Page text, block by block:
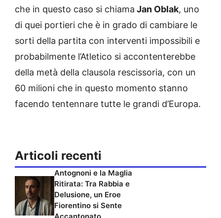
che in questo caso si chiama Jan Oblak, uno
di quei portieri che è in grado di cambiare le
sorti della partita con interventi impossibili e
probabilmente l’Atletico si accontenterebbe
della metà della clausola rescissoria, con un
60 milioni che in questo momento stanno
facendo tentennare tutte le grandi d’Europa.
Articoli recenti
Antognoni e la Maglia
Ritirata: Tra Rabbia e
Delusione, un Eroe
Fiorentino si Sente